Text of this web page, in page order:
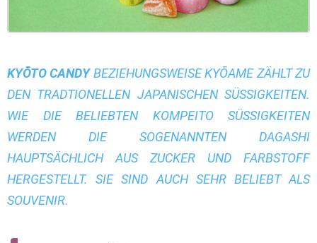
KYŌTO CANDYBEZIEHUNGSWEISEKYŌAMEZÄHLT ZU
DEN TRADTIONELLEN JAPANISCHEN SÜSSIGKEITEN. W
IE DIE BELIEBTEN
KOMPEITOSÜSSIGKEITEN W
ERDEN DIE SOGENANNTEN
DAGASHI
HAUPTSÄCHLICH AUS ZUCKER UND FARBSTOFF
HERGESTELLT. SIE SIND AUCH SEHR BELIEBT ALS
SOUVENIR.